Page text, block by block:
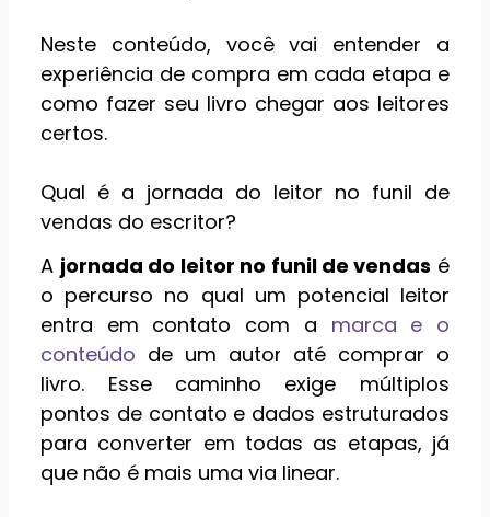
Neste conteúdo, você vai entender a
experiência de compra em cada etapa e
como fazer seu livro chegar aos leitores
certos.
Qual é a jornada do leitor no funil de
vendas do escritor?
A jornada do leitor no funil de vendas é
o percurso no qual um potencial leitor
entra em contato com a marca e o
conteúdo de um autor até comprar o
livro. Esse caminho exige múltiplos
pontos de contato e dados estruturados
para converter em todas as etapas, já
que não é mais uma via linear.